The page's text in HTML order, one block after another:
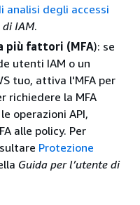
analisi degli accessi
di IAM.
più fattori (MFA): se
utenti IAM o un
tuo, attiva l'MFA per
richiedere la MFA
operazioni API,
alle policy. Per
Protezione
Guida per l’utente di